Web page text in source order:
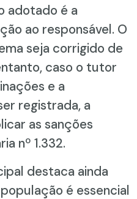
adotado é a
ao responsável. O
seja corrigido de
caso o tutor
e a
registrada, a
as sanções
nº 1.332.
destaca ainda
é essencial